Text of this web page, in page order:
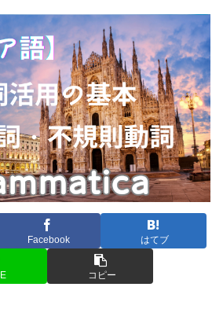
Facebook はてブ
コピー